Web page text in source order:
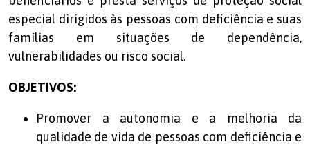
especial dirigidos às pessoas com deficiência e suas
famílias em situações de dependência,
vulnerabilidades ou risco social.
OBJETIVOS:
Promover a autonomia e a melhoria da
qualidade de vida de pessoas com deficiência e